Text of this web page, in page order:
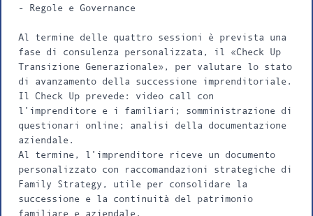
- Regole e Governance
Al termine delle quattro sessioni è prevista una
fase di consulenza personalizzata, il «Check Up
Transizione Generazionale», per valutare lo stato
di avanzamento della successione imprenditoriale.
Il Check Up prevede: video call con
l’imprenditore e i familiari; somministrazione di
questionari online; analisi della documentazione
aziendale.
Al termine, l’imprenditore riceve un documento
personalizzato con raccomandazioni strategiche di
Family Strategy, utile per consolidare la
successione e la continuità del patrimonio
familiare e aziendale.